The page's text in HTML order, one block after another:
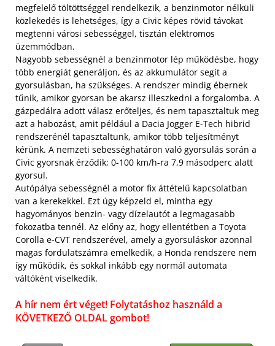
megfelelő töltöttséggel rendelkezik, a benzinmotor nélküli
közlekedés is lehetséges, így a Civic képes rövid távokat
megtenni városi sebességgel, tisztán elektromos
üzemmódban.
Nagyobb sebességnél a benzinmotor lép működésbe, hogy
több energiát generáljon, és az akkumulátor segít a
gyorsulásban, ha szükséges. A rendszer mindig ébernek
tűnik, amikor gyorsan be akarsz illeszkedni a forgalomba. A
gázpedálra adott válasz erőteljes, és nem tapasztaltuk meg
azt a habozást, amit például a Dacia Jogger E-Tech hibrid
rendszerénél tapasztaltunk, amikor több teljesítményt
kérünk. A nemzeti sebességhatáron való gyorsulás során a
Civic gyorsnak érződik; 0-100 km/h-ra 7,9 másodperc alatt
gyorsul.
Autópálya sebességnél a motor fix áttételű kapcsolatban
van a kerekekkel. Ezt úgy képzeld el, mintha egy
hagyományos benzin- vagy dízelautót a legmagasabb
fokozatba tennél. Az előny az, hogy ellentétben a Toyota
Corolla e-CVT rendszerével, amely a gyorsuláskor azonnal
magas fordulatszámra emelkedik, a Honda rendszere nem
így működik, és sokkal inkább egy normál automata
váltóként viselkedik.
A hír nem ért véget! Folytatáshoz használd a
KÖVETKEZŐ OLDAL gombot!